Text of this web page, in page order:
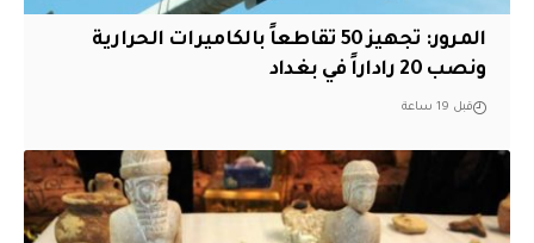
المرور: تجهيز 50 تقاطعاً بالكاميرات الحرارية
ونصب 20 راداراً في بغداد
قبل 19 ساعة